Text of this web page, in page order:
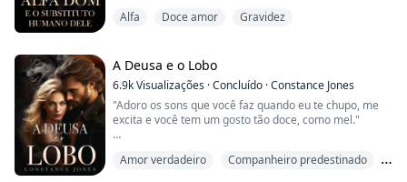
com o esperma do intimidante bilionário Dominic
o erro vem à tona - especialmente porque Sinclair não
é apenas um bilionário qualquer, ele também é um
lobisomem ...
Alfa Doce amor Gravidez
A Deusa e o Lobo
6.9kVisualizações ·Concluído ·Constance Jones
"Adoro os sons que você faz quando eu te chupo, me
excita e você tem um gosto tão doce, como mel."
ideal, ela não fazia ideia de que ele poderia ser real, ou
Amor verdadeiro
Companheiro predestinado